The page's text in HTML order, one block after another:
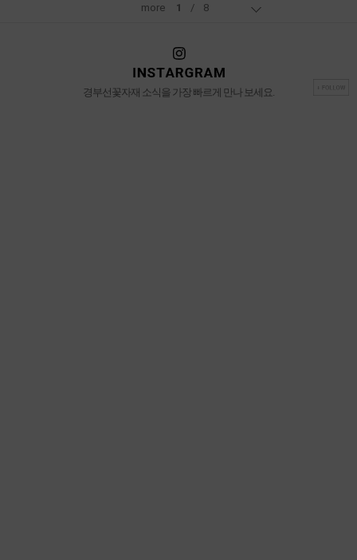
more 1 / 8
경부선꽃자재 소식을 가장 빠르게 만나 보세요.